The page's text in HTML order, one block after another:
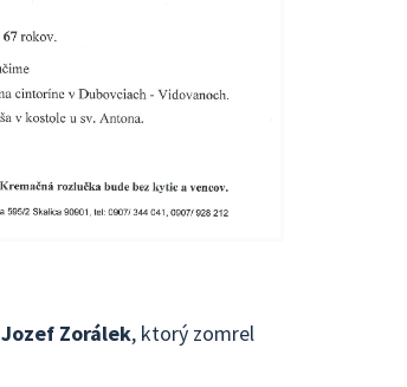
Jozef Zorálek, ktorý zomrel